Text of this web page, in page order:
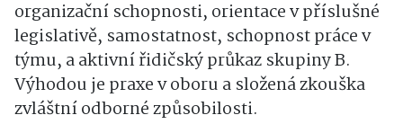
organizační schopnosti, orientace v příslušné
legislativě, samostatnost, schopnost práce v
týmu, a aktivní řidičský průkaz skupiny B.
Výhodou je praxe v oboru a složená zkouška
zvláštní odborné způsobilosti.